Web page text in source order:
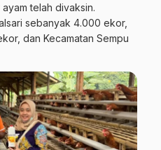
telah divaksin.
sebanyak 4.000 ekor,
dan Kecamatan Sempu